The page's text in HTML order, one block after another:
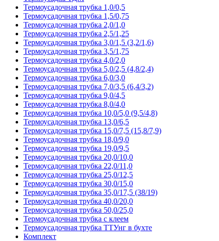
Термоусадочная трубка 1,0/0,5
Термоусадочная трубка 1,5/0,75
Термоусадочная трубка 2,0/1,0
Термоусадочная трубка 2,5/1,25
Термоусадочная трубка 3,0/1,5 (3,2/1,6)
Термоусадочная трубка 3,5/1,75
Термоусадочная трубка 4,0/2,0
Термоусадочная трубка 5,0/2,5 (4,8/2,4)
Термоусадочная трубка 6,0/3,0
Термоусадочная трубка 7,0/3,5 (6,4/3,2)
Термоусадочная трубка 9,0/4,5
Термоусадочная трубка 8,0/4,0
Термоусадочная трубка 10,0/5,0 (9,5/4,8)
Термоусадочная трубка 13,0/6,5
Термоусадочная трубка 15,0/7,5 (15,8/7,9)
Термоусадочная трубка 18,0/9,0
Термоусадочная трубка 19,0/9,5
Термоусадочная трубка 20,0/10,0
Термоусадочная трубка 22,0/11,0
Термоусадочная трубка 25,0/12,5
Термоусадочная трубка 30,0/15,0
Термоусадочная трубка 35,0/17,5 (38/19)
Термоусадочная трубка 40,0/20,0
Термоусадочная трубка 50,0/25,0
Термоусадочная трубка с клеем
Термоусадочная трубка ТТУнг в бухте
Комплект